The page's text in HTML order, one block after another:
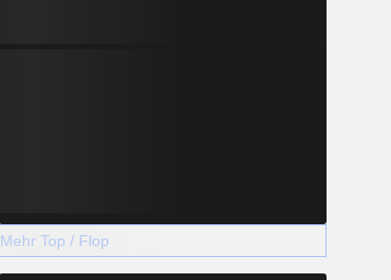
Mehr Top / Flop